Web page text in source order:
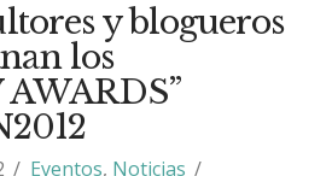
y blogueros
los
Eventos, Noticias